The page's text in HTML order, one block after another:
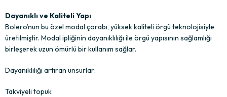
Dayanıklı ve Kaliteli Yapı
Bolero’nun bu özel modal çorabı, yüksek kaliteli örgü teknolojisiyle
üretilmiştir. Modal ipliğinin dayanıklılığı ile örgü yapısının sağlamlığı
birleşerek uzun ömürlü bir kullanım sağlar.
Dayanıklılığı artıran unsurlar:
Takviyeli topuk